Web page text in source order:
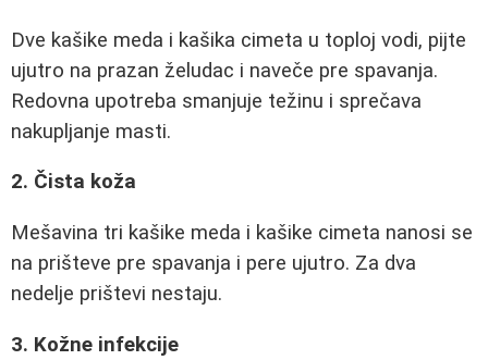
Dve kašike meda i kašika cimeta u toploj vodi, pijte
ujutro na prazan želudac i naveče pre spavanja.
Redovna upotreba smanjuje težinu i sprečava
nakupljanje masti.
2. Čista koža
Mešavina tri kašike meda i kašike cimeta nanosi se
na prišteve pre spavanja i pere ujutro. Za dva
nedelje prištevi nestaju.
3. Kožne infekcije